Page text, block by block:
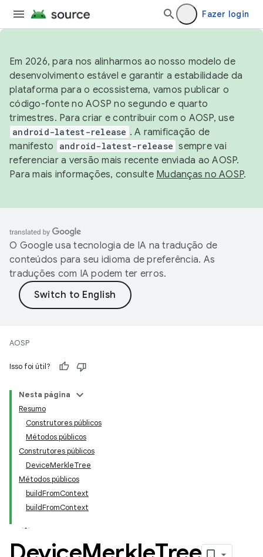
Fazer login
Em 2026, para nos alinharmos ao nosso modelo de
desenvolvimento estável e garantir a estabilidade da
plataforma para o ecossistema, vamos publicar o
código-fonte no AOSP no segundo e quarto
trimestres. Para criar e contribuir com o AOSP, use
android-latest-release . A ramificação de
manifesto
android-latest-release sempre vai
referenciar a versão mais recente enviada ao AOSP.
Para mais informações, consulte Mudanças no AOSP.
O Google usa tecnologia de IA na tradução de
conteúdos para seu idioma de preferência. As
traduções com IA podem ter erros.
AOSP
Isso foi útil?
Nesta página
Resumo
Construtores públicos
Métodos públicos
Construtores públicos
DeviceMerkleTree
Métodos públicos
buildFromContext
buildFromContext